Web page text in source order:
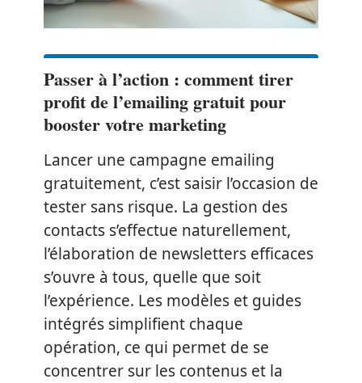
Passer à l’action : comment tirer
profit de l’emailing gratuit pour
booster votre marketing
Lancer une campagne emailing
gratuitement, c’est saisir l’occasion de
tester sans risque. La gestion des
contacts s’effectue naturellement,
l’élaboration de newsletters efficaces
s’ouvre à tous, quelle que soit
l’expérience. Les modèles et guides
intégrés simplifient chaque
opération, ce qui permet de se
concentrer sur les contenus et la